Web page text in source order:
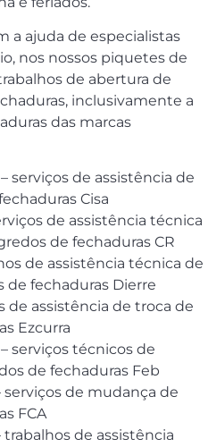
a ajuda de especialistas
nos nossos piquetes de
de abertura de
inclusivamente a
das marcas
serviços de assistência de
Cisa
de assistência técnica
de fechaduras CR
de assistência técnica de
de fechaduras Dierre
de assistência de troca de
Ezcurra
serviços técnicos de
de fechaduras Feb
de mudança de
FCA
de assistência